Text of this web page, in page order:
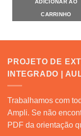
ADICIONAR AO
CARRINHO
PROJETO DE
INTEGRADO |
Trabalhamos com
Ampli. Se não
PDF da orientação